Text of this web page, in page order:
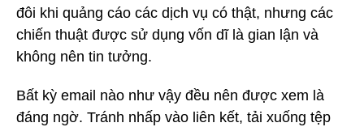
đôi khi quảng cáo các dịch vụ có thật, nhưng các
chiến thuật được sử dụng vốn dĩ là gian lận và
không nên tin tưởng.
Bất kỳ email nào như vậy đều nên được xem là
đáng ngờ. Tránh nhấp vào liên kết, tải xuống tệp